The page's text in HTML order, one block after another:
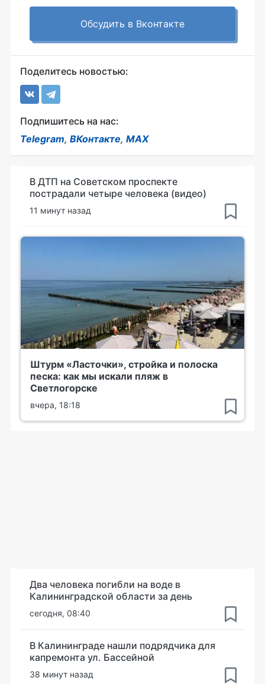
Обсудить в Вконтакте
Поделитесь новостью:
Подпишитесь на нас:
Telegram, ВКонтакте, MAX
В ДТП на Советском проспекте
пострадали четыре человека (видео)
11 минут назад
Штурм «Ласточки», стройка и полоска
песка: как мы искали пляж в
Светлогорске
вчера, 18:18
Два человека погибли на воде в
Калининградской области за день
сегодня, 08:40
В Калининграде нашли подрядчика для
капремонта ул. Бассейной
38 минут назад